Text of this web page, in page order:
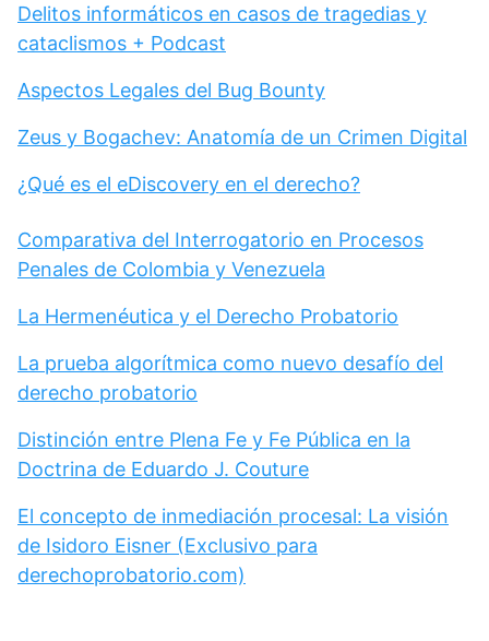
Delitos informáticos en casos de tragedias y
cataclismos + Podcast
Aspectos Legales del Bug Bounty
Zeus y Bogachev: Anatomía de un Crimen Digital
¿Qué es el eDiscovery en el derecho?
Comparativa del Interrogatorio en Procesos
Penales de Colombia y Venezuela
La Hermenéutica y el Derecho Probatorio
La prueba algorítmica como nuevo desafío del
derecho probatorio
Distinción entre Plena Fe y Fe Pública en la
Doctrina de Eduardo J. Couture
El concepto de inmediación procesal: La visión
de Isidoro Eisner (Exclusivo para
derechoprobatorio.com)